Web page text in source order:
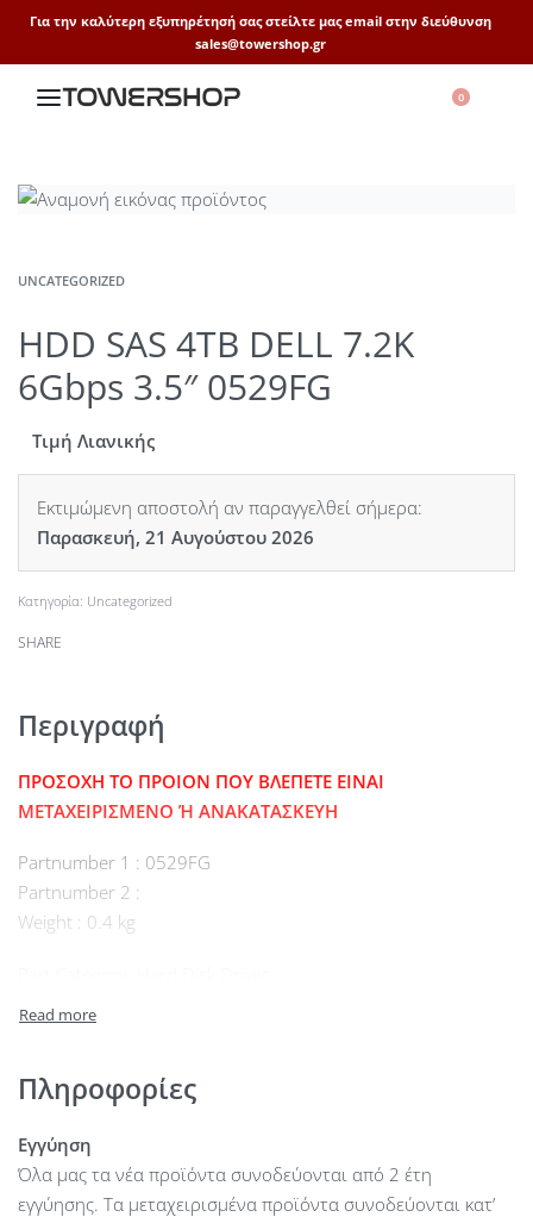
Για την καλύτερη εξυπηρέτησή σας στείλτε μας email στην διεύθυνση
sales@towershop.gr
0
UNCATEGORIZED
HDD SAS 4TB DELL 7.2K
6Gbps 3.5″ 0529FG
Τιμή Λιανικής
Εκτιμώμενη αποστολή αν παραγγελθεί σήμερα:
Παρασκευή, 21 Αυγούστου 2026
Κατηγορία: Uncategorized
SHARE
Περιγραφή
ΠΡΟΣΟΧΗ ΤΟ ΠΡΟΙΟΝ ΠΟΥ ΒΛΕΠΕΤΕ ΕΙΝΑΙ
ΜΕΤΑΧΕΙΡΙΣΜΕΝΟ Ή ΑΝΑΚΑΤΑΣΚΕΥΗ
Partnumber 1 : 0529FG
Partnumber 2 :
Weight : 0.4 kg
Πληροφορίες
Εγγύηση
Όλα μας τα νέα προϊόντα συνοδεύονται από 2 έτη
εγγύησης. Τα μεταχειρισμένα προϊόντα συνοδεύονται κατ’